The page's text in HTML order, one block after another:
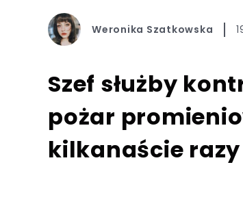
Weronika Szatkowska
Szef służby
pożar
kilkanaście razy